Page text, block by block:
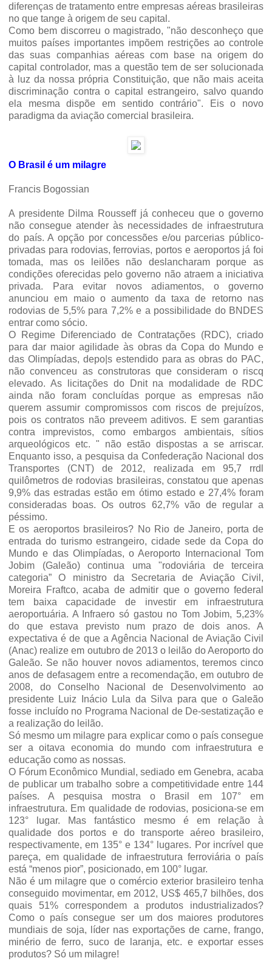
diferenças de tratamento entre empresas aéreas brasileiras
no que tange à origem de seu capital.
Como bem discorreu o magistrado, "não desconheço que
muitos países importantes impõem restrições ao controle
das suas companhias aéreas com base na origem do
capital controlador, mas a questão tem de ser solucionada
à luz da nossa própria Constituição, que não mais aceita
discriminação contra o capital estrangeiro, salvo quando
ela mesma dispõe em sentido contrário". Eis o novo
paradigma da aviação comercial brasileira.
O Brasil é um milagre
Francis Bogossian
A presidente Dilma Rousseff já conheceu que o governo
não consegue atender às necessidades de infraestrutura
do país. A opção por concessões e/ou parcerias público-
privadas para rodovias, ferrovias, portos e aeroportos já foi
tomada, mas os leilões não deslancharam porque as
condições oferecidas pelo governo não atraem a iniciativa
privada. Para evitar novos adiamentos, o governo
anunciou em maio o aumento da taxa de retorno nas
rodovias de 5,5% para 7,2% e a possibilidade do BNDES
entrar como sócio.
O Regime Diferenciado de Contratações (RDC), criado
para dar maior agilidade às obras da Copa do Mundo e
das Olimpíadas, depo|s estendido para as obras do PAC,
não convenceu as construtoras que consideram o riscq
elevado. As licitações do Dnit na modalidade de RDC
ainda não foram concluídas porque as empresas não
querem assumir compromissos com riscos de prejuízos,
pois os contratos não preveem aditivos. E sem garantias
contra imprevistos, como embargos ambientais, sítios
arqueológicos etc. " não estão dispostas a se arriscar.
Enquanto isso, a pesquisa da Confederação Nacional dos
Transportes (CNT) de 2012, realizada em 95,7 rrdl
quilômetros de rodovias brasileiras, constatou que apenas
9,9% das estradas estão em ótimo estado e 27,4% foram
consideradas boas. Os outros 62,7% vão de regular a
péssimo.
E os aeroportos brasileiros? No Rio de Janeiro, porta de
entrada do turismo estrangeiro, cidade sede da Copa do
Mundo e das Olimpíadas, o Aeroporto Internacional Tom
Jobim (Galeão) continua uma "rodoviária de terceira
categoria” O ministro da Secretaria de Aviação Civil,
Moreira Fraftco, acaba de admitir que o governo federal
tem baixa capacidade de investir em infraestrutura
aeroportuária. A Infraero só gastou no Tom Jobim, 5,23%
do que estava previsto num prazo de dois anos. A
expectativa é de que a Agência Nacional de Aviação Civil
(Anac) realize em outubro de 2013 o leilão do Aeroporto do
Galeão. Se não houver novos adiamentos, teremos cinco
anos de defasagem entre a recomendação, em outubro de
2008, do Conselho Nacional de Desenvolvimento ao
presidente Luiz Inácio Lula da Silva para que o Galeão
fosse incluído no Programa Nacional de De-sestatização e
a realização do leilão.
Só mesmo um milagre para explicar como o país consegue
ser a oitava economia do mundo com infraestrutura e
educação como as nossas.
O Fórum Econômico Mundial, sediado em Genebra, acaba
de publicar um trabalho sobre a competitividade entre 144
países. A pesquisa mostra o Brasil em 107° em
infraestrutura. Em qualidade de rodovias, posiciona-se em
123° lugar. Mas fantástico mesmo é em relação à
qualidade dos portos e do transporte aéreo brasileiro,
respectivamente, em 135° e 134° lugares. Por incrível que
pareça, em qualidade de infraestrutura ferroviária o país
está “menos pior”, posicionado, em 100° lugar.
Não é um milagre que o comércio exterior brasileiro tenha
conseguido movimentar, em 2012, US$ 465,7 bilhões, dos
quais 51% correspondem a produtos industrializados?
Como o país consegue ser um dos maiores produtores
mundiais de soja, líder nas exportações de carne, frango,
minério de ferro, suco de laranja, etc. e exportar esses
produtos? Só um milagre!